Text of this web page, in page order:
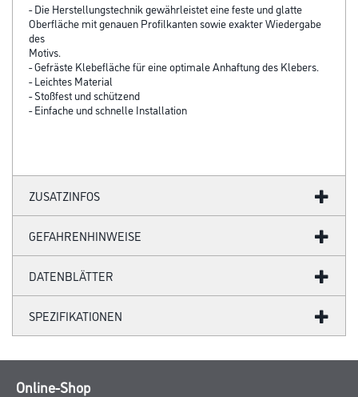
- Die Herstellungstechnik gewährleistet eine feste und glatte
Oberfläche mit genauen Profilkanten sowie exakter Wiedergabe
des
Motivs.
- Gefräste Klebefläche für eine optimale Anhaftung des Klebers.
- Leichtes Material
- Stoßfest und schützend
- Einfache und schnelle Installation
ZUSATZINFOS
GEFAHRENHINWEISE
DATENBLÄTTER
SPEZIFIKATIONEN
Online-Shop